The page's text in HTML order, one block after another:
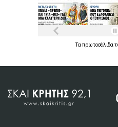
Τα πρωτοσέλιδα